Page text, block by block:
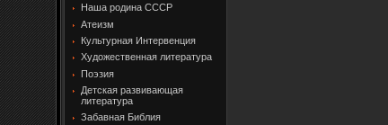
Наша родина СССР
Атеизм
Культурная Интервенция
Художественная литература
Поэзия
Детская развивающая
литература
Забавная Библия